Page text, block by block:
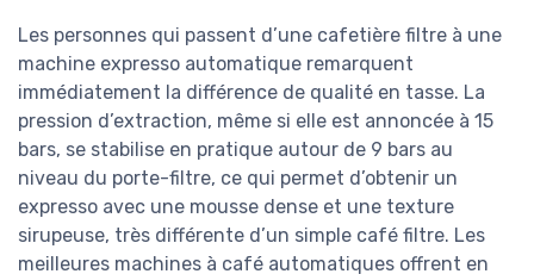
Les personnes qui passent d’une cafetière filtre à une
machine expresso automatique remarquent
immédiatement la différence de qualité en tasse. La
pression d’extraction, même si elle est annoncée à 15
bars, se stabilise en pratique autour de 9 bars au
niveau du porte-filtre, ce qui permet d’obtenir un
expresso avec une mousse dense et une texture
sirupeuse, très différente d’un simple café filtre. Les
meilleures machines à café automatiques offrent en